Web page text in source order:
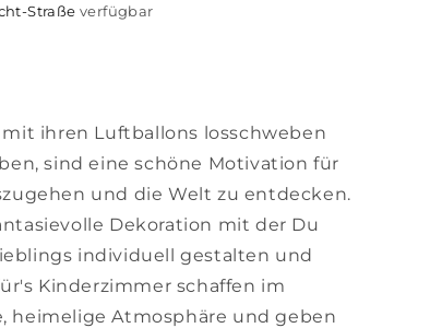
Straße verfügbar
ihren Luftballons losschweben
sind eine schöne Motivation für
und die Welt zu entdecken.
Dekoration mit der Du
individuell gestalten und
Kinderzimmer schaffen im
heimelige Atmosphäre und geben